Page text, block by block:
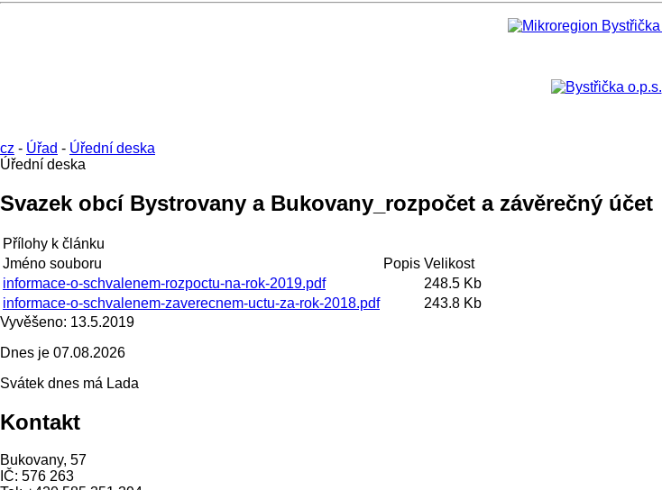
cz - Úřad - Úřední deska
Úřední deska
Svazek obcí Bystrovany a Bukovany_rozpočet a závěrečný účet
Přílohy k článku
Jméno souboru
Popis Velikost
informace-o-schvalenem-rozpoctu-na-rok-2019.pdf
248.5 Kb
informace-o-schvalenem-zaverecnem-uctu-za-rok-2018.pdf
243.8 Kb
Vyvěšeno: 13.5.2019
Dnes je 07.08.2026
Svátek dnes má Lada
Kontakt
Bukovany, 57
IČ: 576 263